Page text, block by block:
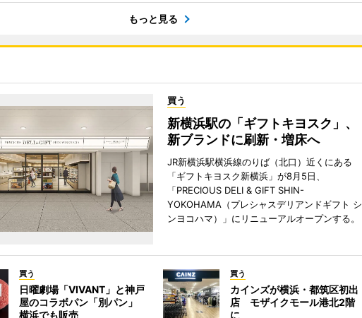
もっと見る
買う
新横浜駅の「ギフトキヨスク」、
新ブランドに刷新・増床へ
JR新横浜駅横浜線のりば（北口）近くにある
「ギフトキヨスク新横浜」が8月5日、
「PRECIOUS DELI & GIFT SHIN-
YOKOHAMA（プレシャスデリアンドギフト シ
ンヨコハマ）」にリニューアルオープンする。
買う
日曜劇場「VIVANT」と神戸
屋のコラボパン「別パン」
横浜でも販売
買う
カインズが横浜・都筑区初出
店 モザイクモール港北2階
に